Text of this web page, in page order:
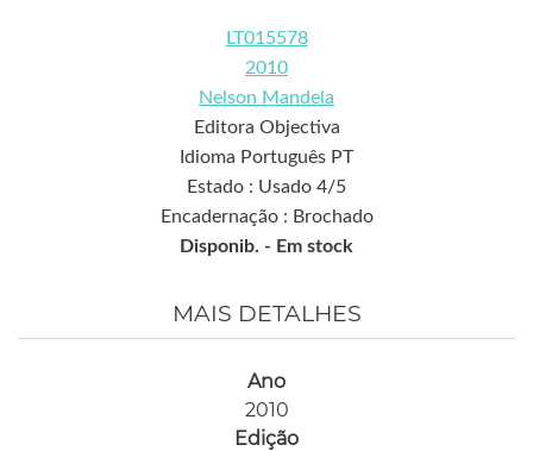
LT015578
2010
Nelson Mandela
Editora Objectiva
Idioma Português PT
Estado : Usado 4/5
Encadernação : Brochado
Disponib. - Em stock
MAIS DETALHES
Ano
2010
Edição